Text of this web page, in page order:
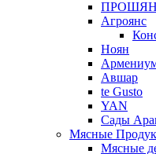
Агроянс
Ноян
Авшар
te Gusto
YAN
Сады
Мясные
Мясные